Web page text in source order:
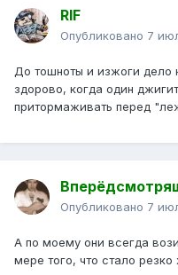
RIF
Опубликовано 7
До тошноты и изжоги дело
здорово, когда один
притормаживать перед
Опубликовано 7
А по моему они всегда
мере того, что стало резко